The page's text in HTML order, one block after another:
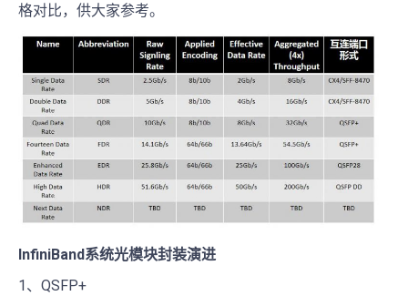
格对比，供大家参考。
InfiniBand系统光模块封装演进
1、QSFP+